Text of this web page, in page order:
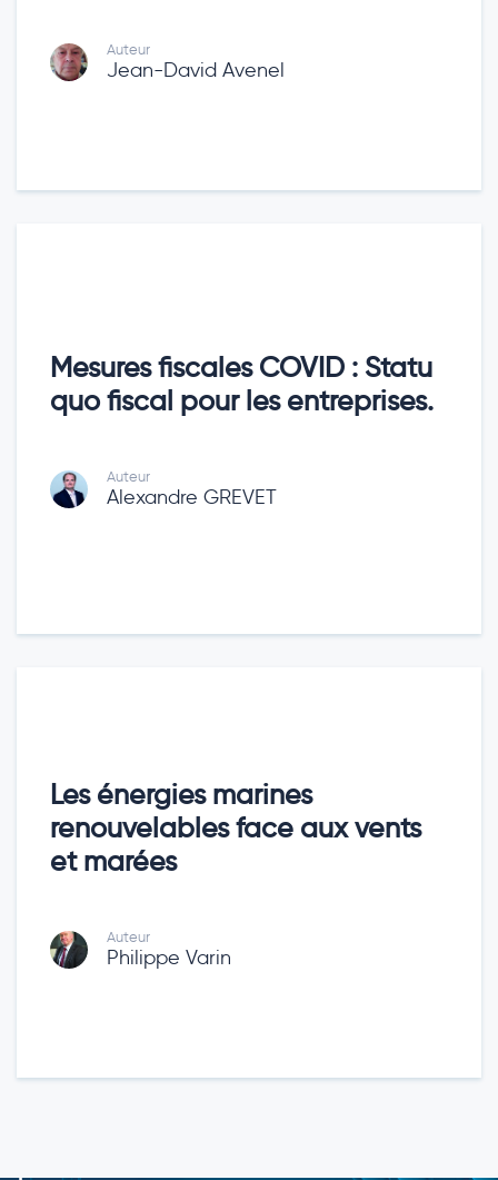
Auteur
Jean-David Avenel
Mesures fiscales COVID : Statu
quo fiscal pour les entreprises.
Auteur
Alexandre GREVET
Les énergies marines
renouvelables face aux vents
et marées
Auteur
Philippe Varin